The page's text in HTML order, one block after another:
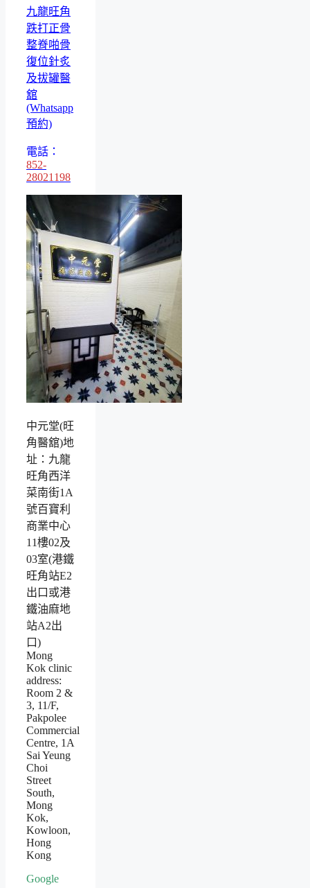
九龍旺角
跌打正骨
整脊啪骨
復位針炙
及拔罐醫
舘
(Whatsapp
預約)
電話：
852-
28021198
中元堂(旺
角醫舘)地
址：九龍
旺角西洋
菜南街1A
號百寶利
商業中心
11樓02及
03室(港鐵
旺角站E2
出口或港
鐵油麻地
站A2出
口)
Mong
Kok clinic
address:
Room 2 &
3, 11/F,
Pakpolee
Commercial
Centre, 1A
Sai Yeung
Choi
Street
South,
Mong
Kok,
Kowloon,
Hong
Kong
Google